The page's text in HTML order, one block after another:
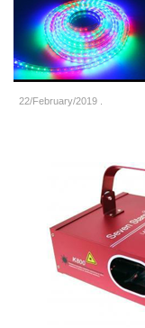
22/February/2019